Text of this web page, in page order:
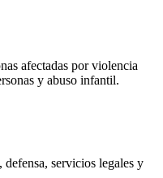
afectadas por violencia
y abuso infantil.
servicios legales y